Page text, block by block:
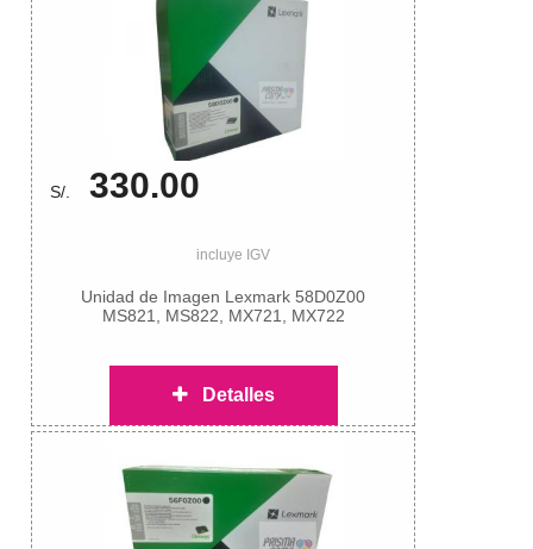
S/. 330.00
incluye IGV
Unidad de Imagen Lexmark 58D0Z00
MS821, MS822, MX721, MX722
Detalles